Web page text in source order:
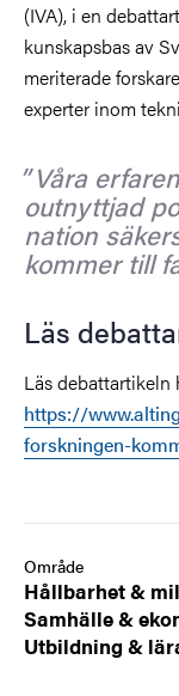
(IVA), i en
kunskapsbas av
meriterade
experter inom
Våra
outnyttjad
nation
kommer till
Läs
Läs debattartikeln
https://
forskningen-
Område
Hållbarhet &
Samhälle &
Utbildning &